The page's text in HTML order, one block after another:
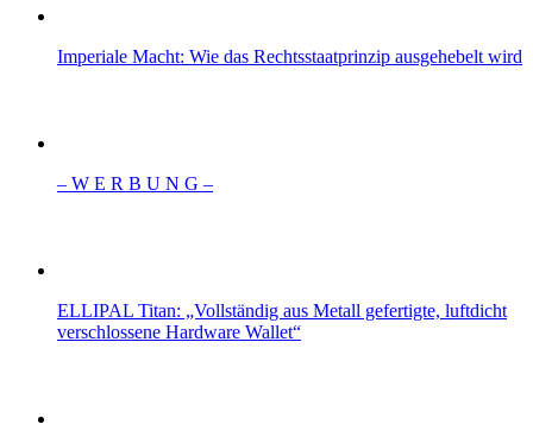
Imperiale Macht: Wie das Rechtsstaatprinzip ausgehebelt wird
– W Ε R Β U Ν G –
ELLIPAL Titan: „Vollständig aus Metall gefertigte, luftdicht
verschlossene Hardware Wallet“